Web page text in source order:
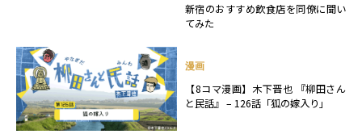
新宿のおすすめ飲食店を同僚に聞い
てみた
漫画
【8コマ漫画】木下晋也 『柳田さん
と民話』 – 126話「狐の嫁入り」